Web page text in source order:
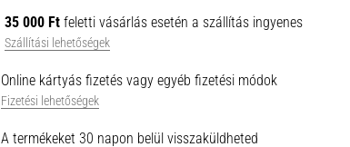
35 000 Ft feletti vásárlás esetén a szállítás ingyenes
Szállítási lehetőségek
Online kártyás fizetés vagy egyéb fizetési módok
Fizetési lehetőségek
A termékeket 30 napon belül visszaküldheted